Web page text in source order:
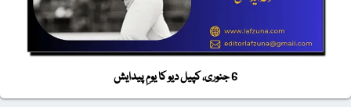
6 جنوری، کپیل دیو کا یومِ پیدایش